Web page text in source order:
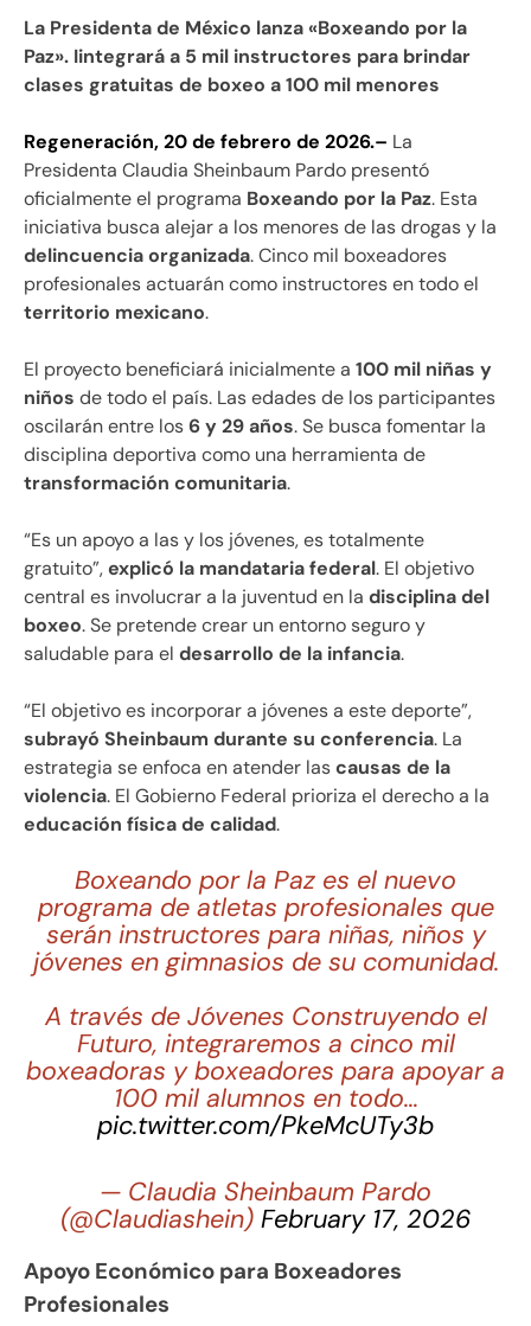
La Presidenta de México lanza «Boxeando por la
Paz». Iintegrará a 5 mil instructores para brindar
clases gratuitas de boxeo a 100 mil menores
Regeneración, 20 de febrero de 2026.– La
Presidenta Claudia Sheinbaum Pardo presentó
oficialmente el programa Boxeando por la Paz. Esta
iniciativa busca alejar a los menores de las drogas y la
delincuencia organizada. Cinco mil boxeadores
profesionales actuarán como instructores en todo el
territorio mexicano.
El proyecto beneficiará inicialmente a 100 mil niñas y
niños de todo el país. Las edades de los participantes
oscilarán entre los6 y 29 años. Se busca fomentar la
disciplina deportiva como una herramienta de
transformación comunitaria.
“Es un apoyo a las y los jóvenes, es totalmente
gratuito”,explicó la mandataria federal. El objetivo
central es involucrar a la juventud en la disciplina del
boxeo. Se pretende crear un entorno seguro y
saludable para el desarrollo de la infancia.
“El objetivo es incorporar a jóvenes a este deporte”,
subrayó Sheinbaum durante su conferencia. La
estrategia se enfoca en atender lascausas de la
violencia. El Gobierno Federal prioriza el derecho a la
educación física de calidad.
Boxeando por la Paz es el nuevo
programa de atletas profesionales que
serán instructores para niñas, niños y
jóvenes en gimnasios de su comunidad.
A través de Jóvenes Construyendo el
Futuro, integraremos a cinco mil
boxeadoras y boxeadores para apoyar a
100 mil alumnos en todo…
pic.twitter.com/PkeMcUTy3b
— Claudia Sheinbaum Pardo
(@Claudiashein) February 17, 2026
Apoyo Económico para Boxeadores
Profesionales